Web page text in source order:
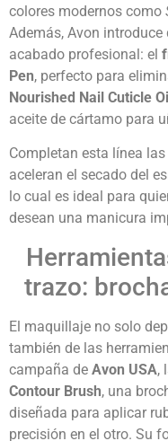
colores modernos como
Además, Avon
acabado profesional: el
Pen, perfecto para
Nourished Nail Cuticle
aceite de cártamo para
Completan esta línea las
aceleran el secado del
lo cual es ideal para
desean una manicura
trazo:
El maquillaje no solo
también de las
campaña de Avon USA,
Contour Brush, una
diseñada para aplicar
precisión en el otro. Su